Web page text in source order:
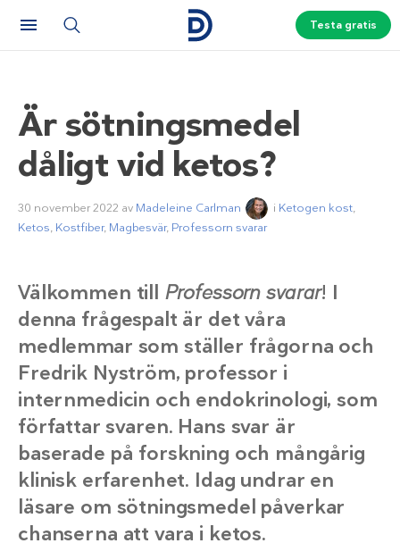
Testa gratis
Är sötningsmedel
dåligt vid ketos?
30 november 2022 av Madeleine Carlman i Ketogen kost,
Ketos, Kostfiber, Magbesvär, Professorn svarar
Välkommen till Professorn svarar! I
denna frågespalt är det våra
medlemmar som ställer frågorna och
Fredrik Nyström, professor i
internmedicin och endokrinologi, som
författar svaren. Hans svar är
baserade på forskning och mångårig
klinisk erfarenhet. Idag undrar en
läsare om sötningsmedel påverkar
chanserna att vara i ketos.